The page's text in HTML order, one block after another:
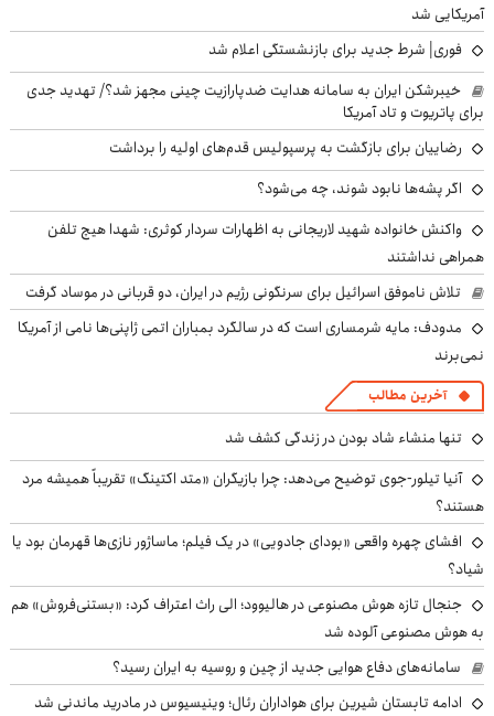
آمریکایی شد
فوری| شرط جدید برای بازنشستگی اعلام شد
خیبرشکن ایران به سامانه هدایت ضدپارازیت چینی مجهز شد؟/ تهدید جدی
برای پاتریوت و تاد آمریکا
رضاییان برای بازگشت به پرسپولیس قدم‌های اولیه را برداشت
اگر پشه‌ها نابود شوند، چه می‌شود؟
واکنش خانواده شهید لاریجانی به اظهارات سردار کوثری: شهدا هیچ تلفن
همراهی نداشتند
تلاش ناموفق اسرائیل برای سرنگونی رژیم در ایران، دو قربانی در موساد گرفت
مدودف: مایه شرمساری است که در سالگرد بمباران اتمی ژاپنی‌ها نامی از آمریکا
نمی‌برند
آخرین مطالب
تنها منشاء شاد بودن در زندگی کشف شد
آنیا تیلور-جوی توضیح می‌دهد: چرا بازیگران «متد اکتینگ» تقریباً همیشه مرد
هستند؟
افشای چهره واقعی «بودای جادویی» در یک فیلم؛ ماساژور نازی‌ها قهرمان بود یا
شیاد؟
جنجال تازه هوش مصنوعی در هالیوود؛ الی راث اعتراف کرد: «بستنی‌فروش» هم
به هوش مصنوعی آلوده شد
سامانه‌های دفاع هوایی جدید از چین و روسیه به ایران رسید؟
ادامه تابستان شیرین برای هواداران رئال؛ وینیسیوس در مادرید ماندنی شد